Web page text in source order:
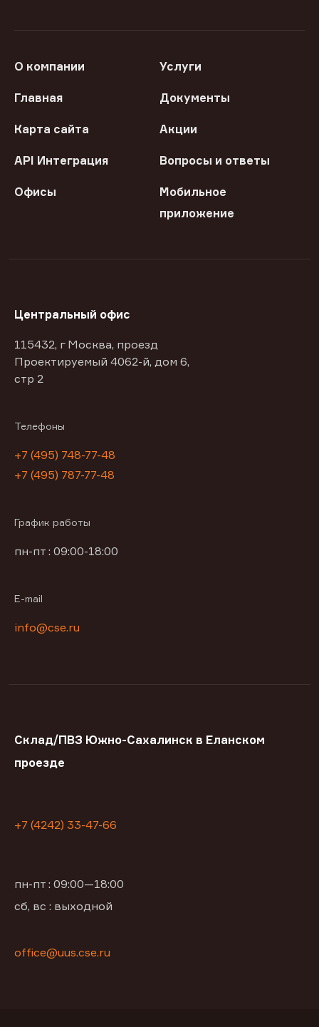
О компании Услуги
Главная Документы
Карта сайта Акции
API Интеграция Вопросы и ответы
Офисы
Мобильное
приложение
Центральный офис
115432, г Москва, проезд
Проектируемый 4062-й, дом 6,
стр 2
Телефоны
+7 (495) 748-77-48
+7 (495) 787-77-48
График работы
пн-пт : 09:00-18:00
E-mail
info@cse.ru
Склад/ПВЗ Южно-Сахалинск в Еланском
проезде
+7 (4242) 33-47-66
пн-пт : 09:00—18:00
сб, вс : выходной
office@uus.cse.ru